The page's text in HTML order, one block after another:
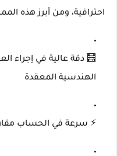
احترافية، ومن أبرز هذه
🧮 دقة عالية في إجراء
الهندسية المعقدة
⚡ سرعة في الحساب